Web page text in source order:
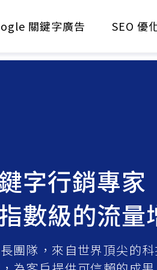
關鍵字廣告 SEO 優
字行銷專家
數級的流量
團隊，來自世界頂尖的